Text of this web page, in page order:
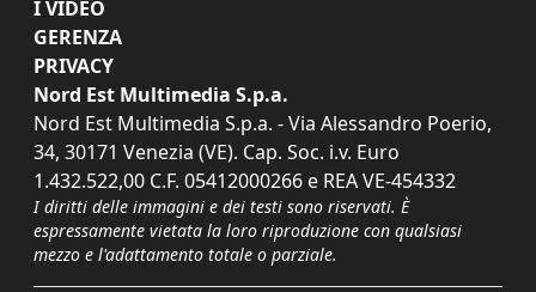
I VIDEO
GERENZA
PRIVACY
Nord Est Multimedia S.p.a.
Nord Est Multimedia S.p.a. - Via Alessandro Poerio,
34, 30171 Venezia (VE). Cap. Soc. i.v. Euro
1.432.522,00 C.F. 05412000266 e REA VE-454332
I diritti delle immagini e dei testi sono riservati. È
espressamente vietata la loro riproduzione con qualsiasi
mezzo e l'adattamento totale o parziale.